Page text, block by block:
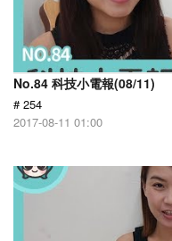
No.84 科技小電報(08/11)
# 254
2017-08-11 01:00